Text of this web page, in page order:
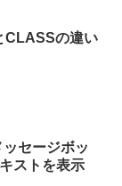
CLASSの違い
セージボッ
ストを表示